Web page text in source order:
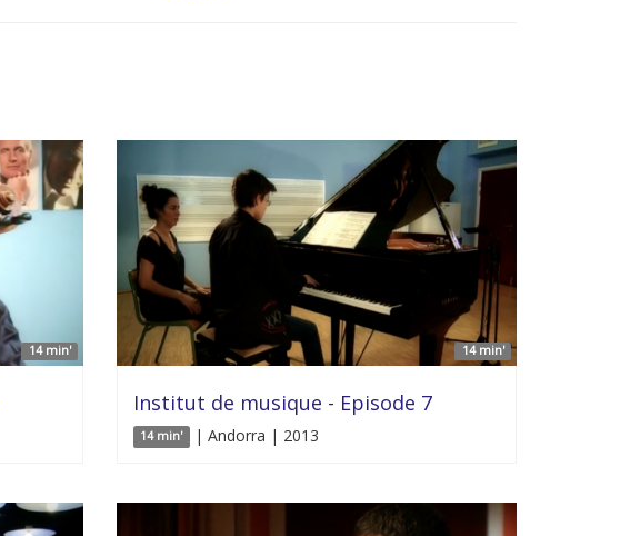
14 min' 14 min'
Institut de musique - Episode 7
14 min' | Andorra | 2013